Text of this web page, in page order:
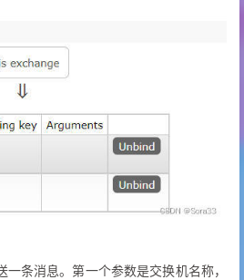
到交换机
bindingEmailQueue(Queue
条消息。第一个参数是交换机名称，